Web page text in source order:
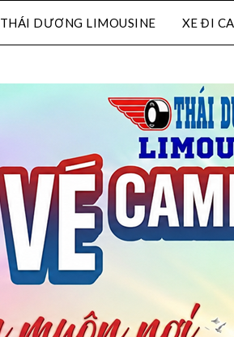
THÁI DƯƠNG LIMOUSINE XE ĐI